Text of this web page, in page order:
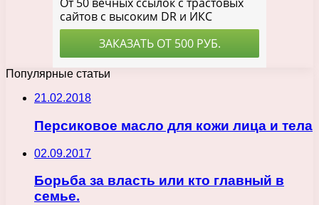
Популярные статьи
21.02.2018
Персиковое масло для кожи лица и тела
02.09.2017
Борьба за власть или кто главный в
семье.